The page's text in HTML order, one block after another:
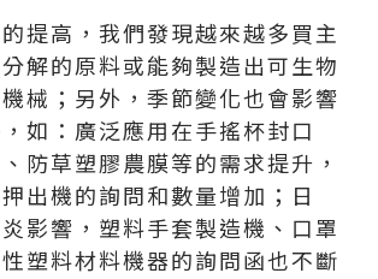
提高，我們發現越來越多買主
解的原料或能夠製造出可生物
械；另外，季節變化也會影響
如：廣泛應用在手搖杯封口
防草塑膠農膜等的需求提升，
出機的詢問和數量增加；日
影響，塑料手套製造機、口罩
塑料材料機器的詢問函也不斷